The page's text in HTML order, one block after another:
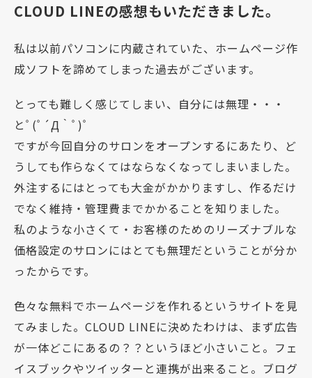
CLOUD LINEの感想もいただきました。
私は以前パソコンに内蔵されていた、ホームページ作
成ソフトを諦めてしまった過去がございます。
とっても難しく感じてしまい、自分には無理・・・
とﾟ(ﾟ´Д｀ﾟ)ﾟ
ですが今回自分のサロンをオープンするにあたり、ど
うしても作らなくてはならなくなってしまいました。
外注するにはとっても大金がかかりますし、作るだけ
でなく維持・管理費までかかることを知りました。
私のような小さくて・お客様のためのリーズナブルな
価格設定のサロンにはとても無理だということが分か
ったからです。
色々な無料でホームページを作れるというサイトを見
てみました。CLOUD LINEに決めたわけは、まず広告
が一体どこにあるの？？というほど小さいこと。フェ
イスブックやツイッターと連携が出来ること。ブログ